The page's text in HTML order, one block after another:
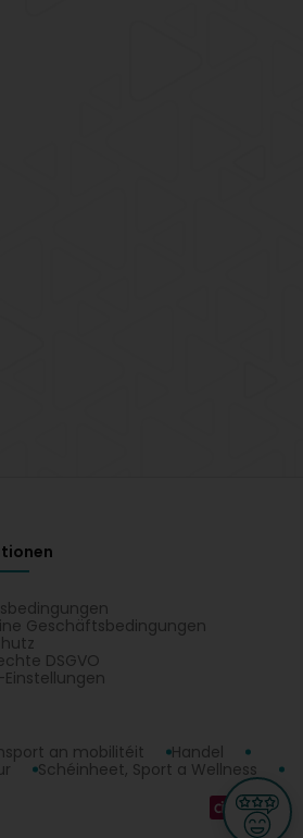
Geschäftsbedingungen
DSGVO
an mobilitéit
Handel
Schéinheet, Sport a Wellness